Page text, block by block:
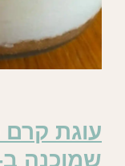
עוגת
שמוכנה ב-30